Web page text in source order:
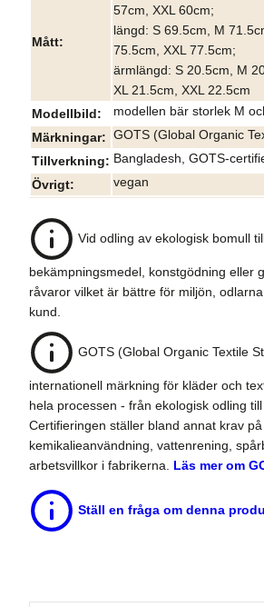
Mått
57cm, XXL 60cm;
längd: S 69.5cm, M
75.5cm, XXL 77.5cm;
ärmlängd: S 20.5cm, M
XL 21.5cm, XXL 22.5cm
Modellbild
modellen bär storlek M
Märkningar
GOTS (Global Organic
Tillverkning
Bangladesh, GOTS-
Övrigt
vegan
Vid odling av ekologisk bomull
bekämpningsmedel, konstgödning eller
råvaror vilket är bättre för miljön,
kund.
GOTS (Global Organic Textile
internationell märkning för kläder och
hela processen - från ekologisk odling
Certifieringen ställer bland annat krav på
kemikalieanvändning, vattenrening,
arbetsvillkor i fabrikerna. Läs mer om
Ställ en fråga om denna